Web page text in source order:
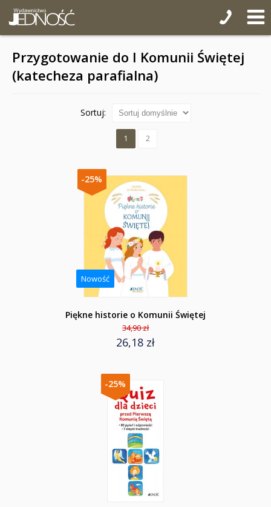
Przygotowanie do I Komunii Świętej
(katecheza parafialna)
Sortuj:
1 2
-25%
Nowość
Piękne historie o Komunii Świętej
34,90 zł
26,18 zł
-25%